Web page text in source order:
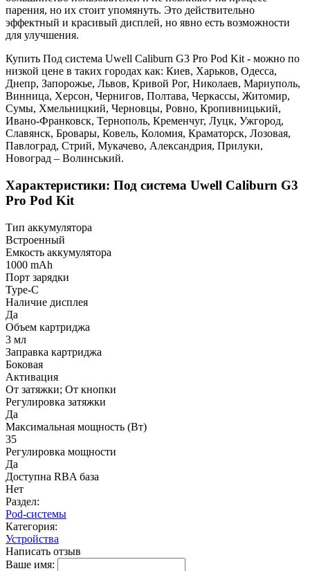
парения, но их стоит упомянуть. Это действительно
эффектный и красивый дисплей, но явно есть возможности
для улучшения.
Купить Под система Uwell Caliburn G3 Pro Pod Kit - можно по
низкой цене в таких городах как: Киев, Харьков, Одесса,
Днепр, Запорожье, Львов, Кривой Рог, Николаев, Мариуполь,
Винница, Херсон, Чернигов, Полтава, Черкассы, Житомир,
Сумы, Хмельницкий, Черновцы, Ровно, Кропивницький,
Ивано-Франковск, Тернополь, Кременчуг, Луцк, Ужгород,
Славянск, Бровары, Ковель, Коломия, Краматорск, Лозовая,
Павлоград, Стрий, Мукачево, Александрия, Прилуки,
Новоград – Волинський.
Характеристики: Под система Uwell Caliburn G3
Pro Pod Kit
Тип аккумулятора
Встроенный
Емкость аккумулятора
1000 mAh
Порт зарядки
Type-C
Наличие дисплея
Да
Объем картриджа
3 мл
Заправка картриджа
Боковая
Активация
От затяжки; От кнопки
Регулировка затяжки
Да
Максимальная мощность (Вт)
35
Регулировка мощности
Да
Доступна RBA база
Нет
Раздел:
Pod-системы
Категория:
Устройства
Написать отзыв
Ваше имя: